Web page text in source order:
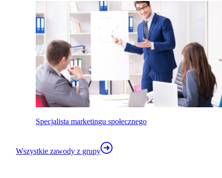
Specjalista marketingu społecznego
Wszystkie zawody z grupy